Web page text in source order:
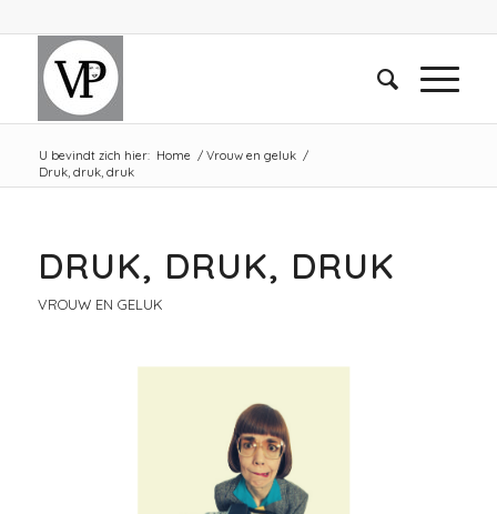
U bevindt zich hier: Home / Vrouw en geluk /
Druk, druk, druk
DRUK, DRUK, DRUK
VROUW EN GELUK